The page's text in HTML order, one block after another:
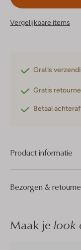
Vergelijkbare items
Gratis
Gratis
Betaal achteraf
Product informatie
Bezorgen &
Maak je look